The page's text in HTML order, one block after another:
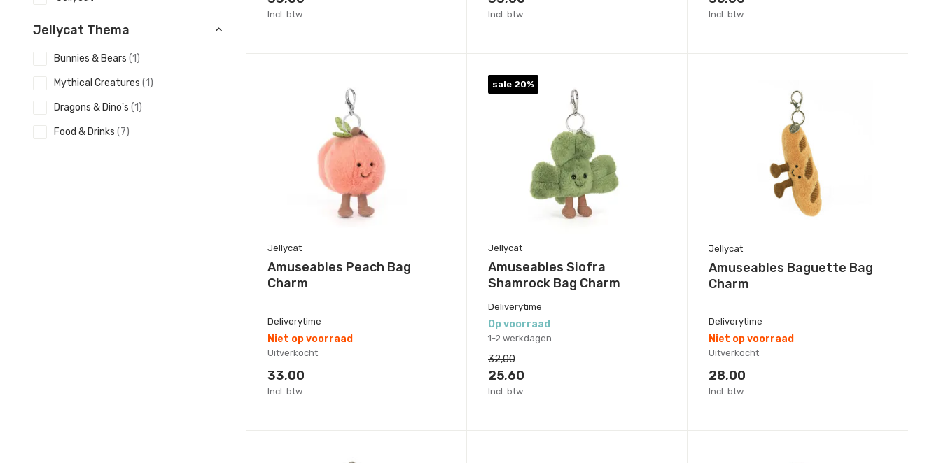
Jellycat Thema
Bunnies & Bears (1)
Mythical Creatures (1)
Dragons & Dino's (1)
Food & Drinks (7)
Incl. btw Incl. btw Incl. btw
Jellycat
Amuseables Peach Bag
Charm
Deliverytime
Niet op voorraad
Uitverkocht
33,00
Incl. btw
sale 20%
Jellycat
Amuseables Siofra
Shamrock Bag Charm
Deliverytime
Op voorraad
1-2 werkdagen
32,00
25,60
Incl. btw
Jellycat
Amuseables Baguette Bag
Charm
Deliverytime
Niet op voorraad
Uitverkocht
28,00
Incl. btw